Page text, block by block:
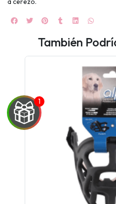
También